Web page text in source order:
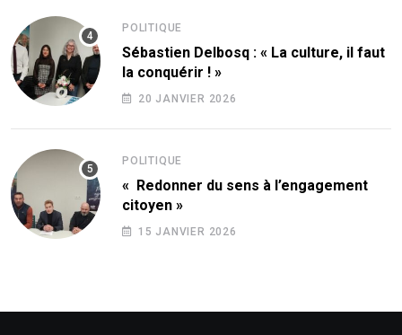
POLITIQUE
Sébastien Delbosq : « La culture, il faut
la conquérir ! »
20 JANVIER 2026
POLITIQUE
« Redonner du sens à l’engagement
citoyen »
15 JANVIER 2026